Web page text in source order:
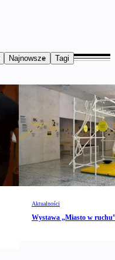
Najnowsze Tagi
Aktualności
Wystawa „Miasto w